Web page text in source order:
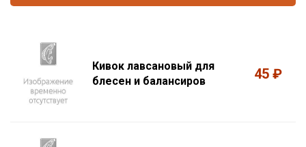
Кивок лавсановый для
блесен и балансиров
45 ₽